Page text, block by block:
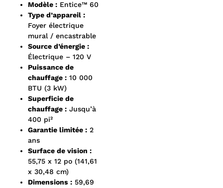
Modèle : Entice™ 60
Type d’appareil :
Foyer électrique
mural / encastrable
Source d’énergie :
Électrique – 120 V
Puissance de
chauffage : 10 000
BTU (3 kW)
Superficie de
chauffage : Jusqu’à
400 pi²
Garantie limitée : 2
ans
Surface de vision :
55,75 x 12 po (141,61
x 30,48 cm)
Dimensions : 59,69